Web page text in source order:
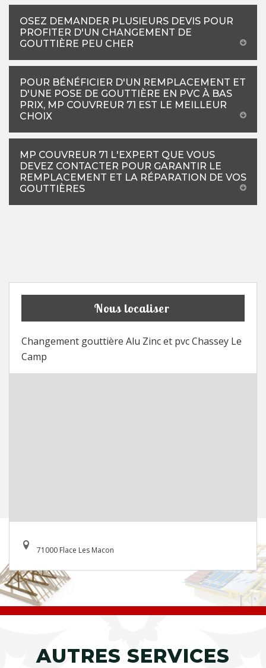
OSEZ DEMANDER PLUSIEURS DEVIS POUR
PROFITER D'UN CHANGEMENT DE
GOUTTIÈRE PEU CHER
POUR BÉNÉFICIER D'UN REMPLACEMENT ET
D'UNE POSE DE GOUTTIÈRE EN PVC À BAS
PRIX, MP COUVREUR 71 EST LE MEILLEUR
CHOIX
MP COUVREUR 71 L'EXPERT QUE VOUS
DEVEZ CONTACTER POUR GARANTIR LE
REMPLACEMENT ET LA RÉPARATION DE VOS
GOUTTIÈRES
Nous localiser
Changement gouttière Alu Zinc et pvc Chassey Le
Camp
71000 Flace Les Macon
AUTRES SERVICES